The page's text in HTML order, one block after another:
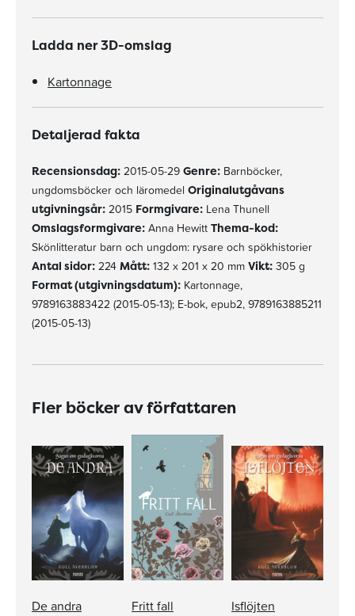
Ladda ner 3D-omslag
Kartonnage
Detaljerad fakta
Recensionsdag: 2015-05-29 Genre: Barnböcker,
ungdomsböcker och läromedel Originalutgåvans
utgivningsår: 2015 Formgivare: Lena Thunell
Omslagsformgivare: Anna Hewitt Thema-kod:
Skönlitteratur barn och ungdom: rysare och spökhistorier
Antal sidor: 224 Mått: 132 x 201 x 20 mm Vikt: 305 g
Format (utgivningsdatum): Kartonnage,
9789163883422 (2015-05-13); E-bok, epub2, 9789163885211
(2015-05-13)
Fler böcker av författaren
De andra Fritt fall Isflöjten